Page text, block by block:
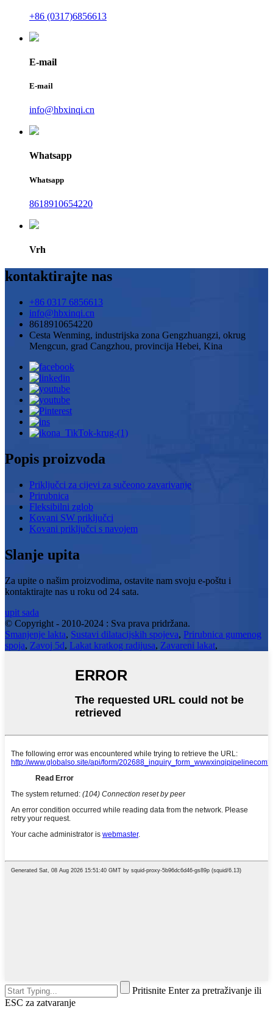
+86 (0317)6856613
E-mail
E-mail
info@hbxinqi.cn
Whatsapp
Whatsapp
8618910654220
Vrh
kontaktirajte nas
+86 0317 6856613
info@hbxinqi.cn
8618910654220
Cesta Wenming, industrijska zona Gengzhuangzi, okrug
Mengcun, grad Cangzhou, provincija Hebei, Kina
Popis proizvoda
Priključci za cijevi za sučeono zavarivanje
Prirubnica
Fleksibilni zglob
Kovani SW priključci
Kovani priključci s navojem
Slanje upita
Za upite o našim proizvodima, ostavite nam svoju e-poštu i
kontaktirajte nas u roku od 24 sata.
upit sada
© Copyright - 2010-2024 : Sva prava pridržana.
Smanjenje lakta, Sustavi dilatacijskih spojeva, Prirubnica gumenog
spoja, Zavoj 5d, Lakat kratkog radijusa, Zavareni lakat,
Pritisnite Enter za pretraživanje ili
ESC za zatvaranje